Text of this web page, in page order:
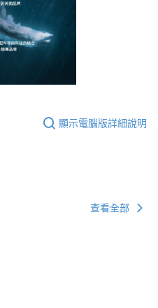
顯示電腦版詳細說明
查看全部